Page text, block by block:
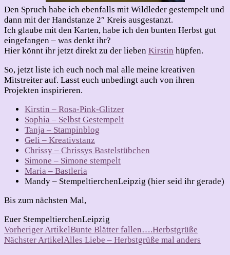
Den Spruch habe ich ebenfalls mit Wildleder gestempelt und
dann mit der Handstanze 2″ Kreis ausgestanzt.
Ich glaube mit den Karten, habe ich den bunten Herbst gut
eingefangen – was denkt ihr?
Hier könnt ihr jetzt direkt zu der lieben Kirstin hüpfen.
So, jetzt liste ich euch noch mal alle meine kreativen
Mitstreiter auf. Lasst euch unbedingt auch von ihren
Projekten inspirieren.
Kirstin – Rosa-Pink-Glitzer
Sophia – Selbst Gestempelt
Tanja – Stampinblog
Geli – Kreativstanz
Chrissy – Chrissys Bastelstübchen
Simone – Simone stempelt
Maria – Bastleria
Mandy – StempeltierchenLeipzig (hier seid ihr gerade)
Bis zum nächsten Mal,
Euer StempeltierchenLeipzig
Beitragsnavigation
Vorheriger ArtikelBunte Blätter fallen….Herbstgrüße
Nächster ArtikelAlles Liebe – Herbstgrüße mal anders